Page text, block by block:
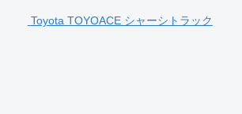
Toyota TOYOACE シャーシトラック